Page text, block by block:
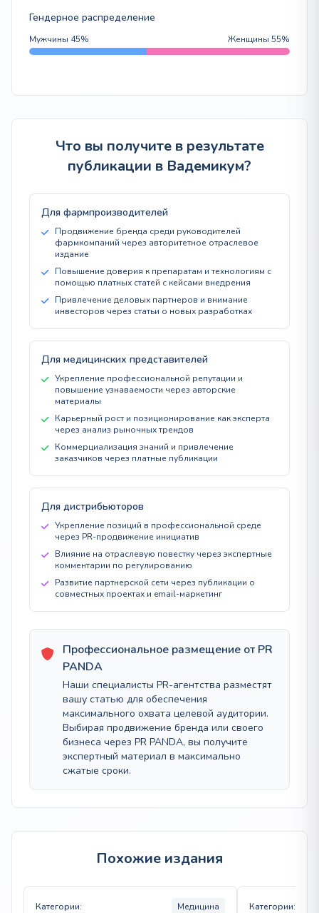
Гендерное распределение
Мужчины 45% Женщины 55%
Что вы получите в результате
публикации в Вадемикум?
Для фармпроизводителей
Продвижение бренда среди руководителей
фармкомпаний через авторитетное отраслевое
издание
Повышение доверия к препаратам и технологиям с
помощью платных статей с кейсами внедрения
Привлечение деловых партнеров и внимание
инвесторов через статьи о новых разработках
Для медицинских представителей
Укрепление профессиональной репутации и
повышение узнаваемости через авторские
материалы
Карьерный рост и позиционирование как эксперта
через анализ рыночных трендов
Коммерциализация знаний и привлечение
заказчиков через платные публикации
Для дистрибьюторов
Укрепление позиций в профессиональной среде
через PR-продвижение инициатив
Влияние на отраслевую повестку через экспертные
комментарии по регулированию
Развитие партнерской сети через публикации о
совместных проектах и email-маркетинг
Профессиональное размещение от PR
PANDA
Наши специалисты PR-агентства разместят
вашу статью для обеспечения
максимального охвата целевой аудитории.
Выбирая продвижение бренда или своего
бизнеса через PR PANDA, вы получите
экспертный материал в максимально
сжатые сроки.
Похожие издания
Категории: Медицина Категории: